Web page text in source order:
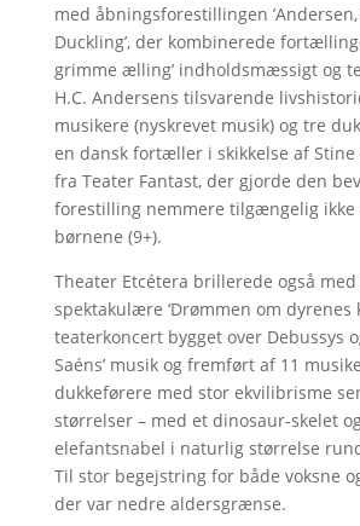
med åbningsforestillingen
Duckling’, der kombinerede
grimme ælling’ indholdsmæssigt og
H.C. Andersens tilsvarende
musikere (nyskrevet musik) og tre
en dansk fortæller i skikkelse af Stine
fra Teater Fantast, der gjorde den
forestilling nemmere tilgængelig
børnene (9+).
Theater Etcétera brillerede også
spektakulære ‘Drømmen om dyrenes
teaterkoncert bygget over Debussys
Saéns’ musik og fremført af 11
dukkeførere med stor ekvilibrisme
størrelser – med et dinosaur-skelet
elefantsnabel i naturlig størrelse
Til stor begejstring for både voksne
der var nedre aldersgrænse.